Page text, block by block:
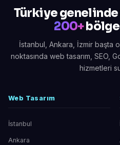
Türkiye genelinde
200+
İstanbul, Ankara, İzmir başta
noktasında web tasarım, SEO,
hizmetleri
Web Tasarım
İstanbul
Ankara